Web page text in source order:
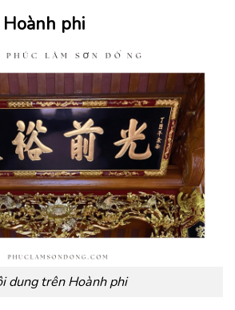
phi
dung trên Hoành phi